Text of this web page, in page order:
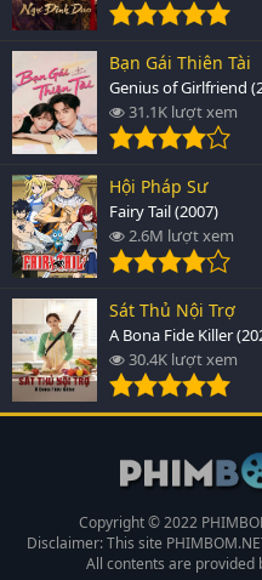
Bạn Gái Thiên Tài
Genius of Girlfriend
31.1K lượt xem
Hội Pháp Sư
Fairy Tail (2007)
2.6M lượt xem
Sát Thủ Nội Trợ
A Bona Fide Killer
30.4K lượt xem
Copyright © 2022
Disclaimer: This site
All contents are